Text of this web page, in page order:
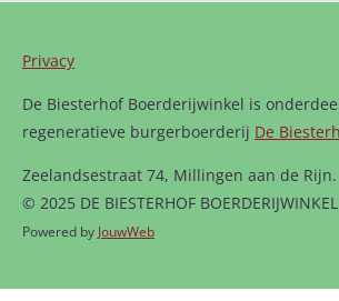
Privacy
De Biesterhof Boerderijwinkel is
regeneratieve burgerboerderij De
Zeelandsestraat 74, Millingen aan de Rijn.
© 2025 DE BIESTERHOF BOERDERIJWINKEL
Powered by JouwWeb